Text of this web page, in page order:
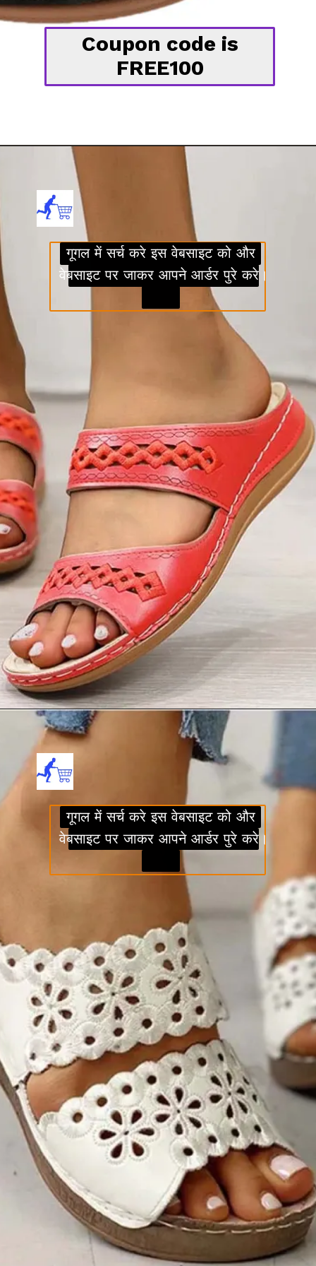
Coupon code is
FREE100
गूगल में सर्च करे इस वेबसाइट को और
वेबसाइट पर जाकर आपने आर्डर पुरे
गूगल में सर्च करे इस वेबसाइट को और
वेबसाइट पर जाकर आपने आर्डर पुरे करे।
गूगल में सर्च करे इस वेबसाइट को और
वेबसाइट पर जाकर आपने आर्डर पुरे
गूगल में सर्च करे इस वेबसाइट को और
वेबसाइट पर जाकर आपने आर्डर पुरे करे।